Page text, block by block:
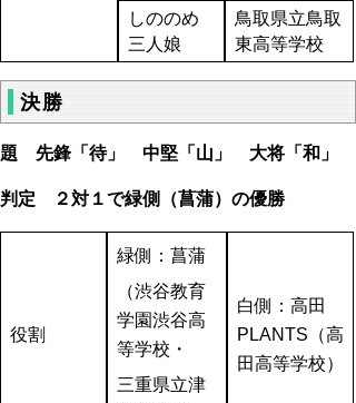
しののめ
三人娘
鳥取県立鳥取
東高等学校
決勝
題 先鋒「待」 中堅「山」 大将「和」
判定 ２対１で緑側（菖蒲）の優勝
役割
緑側：菖蒲
（渋谷教育
学園渋谷高
等学校・
三重県立津
白側：高田
PLANTS（高
田高等学校）